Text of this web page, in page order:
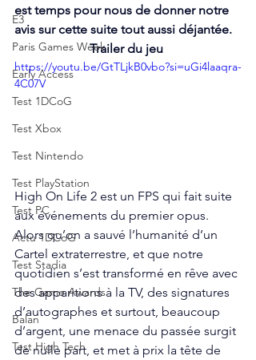
E3
Paris Games Week
Early Access
Test 1DCoG
Test Xbox
Test Nintendo
Test PlayStation
Test PC
Actu 1DCoG
Test Stadia
The Game Awards
Balan
Test High Tech
est temps pour nous de donner notre
avis sur cette suite tout aussi déjantée.
Trailer du jeu
https://youtu.be/GtTLjkB0vbo?si=uGi4laaqra-
4C07V
High On Life 2 est un FPS qui fait suite
aux événements du premier opus.
Alors qu’on a sauvé l’humanité d’un
Cartel extraterrestre, et que notre
quotidien s’est transformé en rêve avec
des apparitions à la TV, des signatures
d’autographes et surtout, beaucoup
d’argent, une menace du passée surgit
de nulle part, et met à prix la tête de